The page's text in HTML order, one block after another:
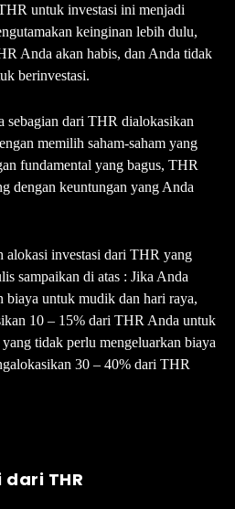
untuk investasi ini menjadi
keinginan lebih dulu,
Anda akan habis, dan Anda tidak
berinvestasi.
sebagian dari THR dialokasikan
memilih saham-saham yang
fundamental yang bagus, THR
dengan keuntungan yang Anda
alokasi investasi dari THR yang
sampaikan di atas : Jika Anda
biaya untuk mudik dan hari raya,
10 – 15% dari THR Anda untuk
tidak perlu mengeluarkan biaya
30 – 40% dari THR
THR